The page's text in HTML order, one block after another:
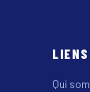
Qui